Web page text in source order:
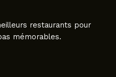
restaurants pour
mémorables.